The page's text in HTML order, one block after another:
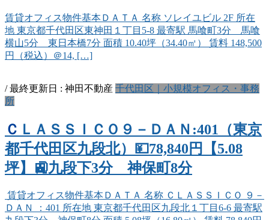
賃貸オフィス物件基本ＤＡＴＡ 名称 ソレイユビル 2F 所在
地 東京都千代田区東神田１丁目5-8 最寄駅 馬喰町3分 馬喰
横山5分 東日本橋7分 面積 10.40坪（34.40㎡） 賃料 148,500
円（税込）＠14, […]
/ 最終更新日 : 神田不動産 千代田区｜小規模オフィス・事務
所
ＣＬＡＳＳＩＣＯ９－ＤＡＮ:401（東京
都千代田区九段北）💴78,840円【5.08
坪】🚉九段下3分 神保町8分
賃貸オフィス物件基本ＤＡＴＡ 名称 ＣＬＡＳＳＩＣＯ ９－
ＤＡＮ ：401 所在地 東京都千代田区九段北１丁目6-6 最寄駅